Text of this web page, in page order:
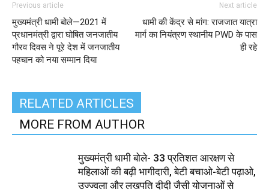
Previous article
मुख्यमंत्री धामी बोले—2021 में
प्रधानमंत्री द्वारा घोषित जनजातीय
गौरव दिवस ने पूरे देश में जनजातीय
पहचान को नया सम्मान दिया
Next article
धामी की केंद्र से मांग: राजजात यात्रा
मार्ग का नियंत्रण स्थानीय PWD के पास
ही रहे
RELATED ARTICLES
MORE FROM AUTHOR
मुख्यमंत्री धामी बोले- 33 प्रतिशत आरक्षण से
महिलाओं की बढ़ी भागीदारी, बेटी बचाओ-बेटी पढ़ाओ,
उज्ज्वला और लखपति दीदी जैसी योजनाओं से